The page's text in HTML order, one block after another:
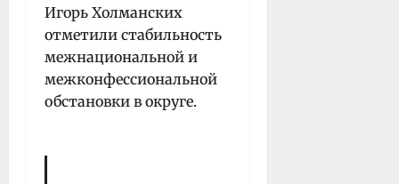
Игорь Холманских
отметили стабильность
межнациональной и
межконфессиональной
обстановки в округе.